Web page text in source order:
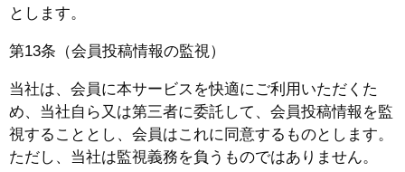
とします。
第13条（会員投稿情報の監視）
当社は、会員に本サービスを快適にご利用いただくた
め、当社自ら又は第三者に委託して、会員投稿情報を監
視することとし、会員はこれに同意するものとします。
ただし、当社は監視義務を負うものではありません。